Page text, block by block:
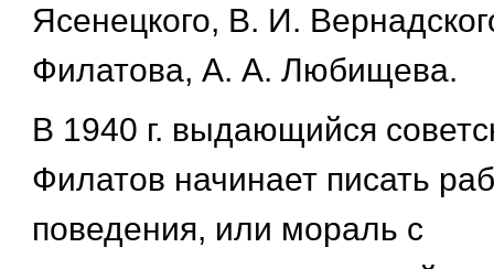
Ясенецкого, В. И.
Филатова, А. А. Любищева.
В 1940 г. выдающийся
Филатов начинает писать
поведения, или мораль с